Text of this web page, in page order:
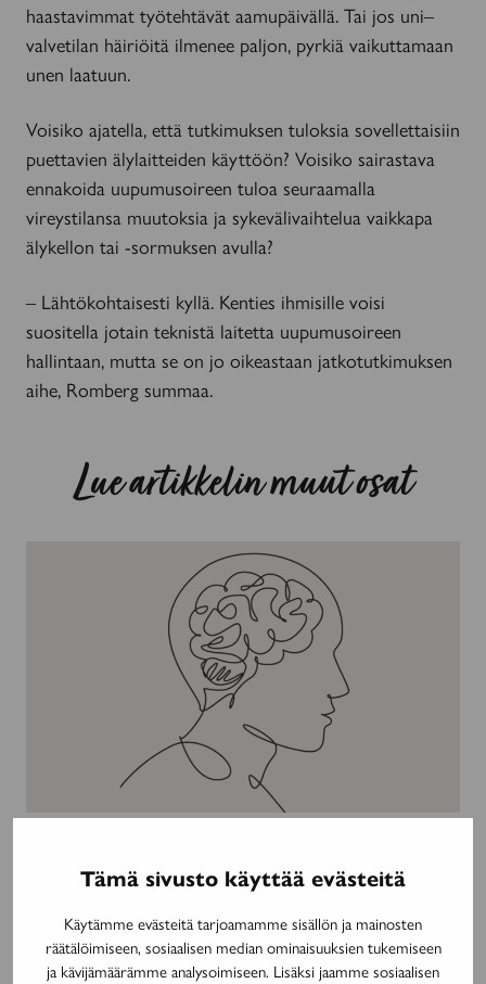
Tämä sivusto käyttää evästeitä
Käytämme evästeitä tarjoamamme sisällön ja mainosten
räätälöimiseen, sosiaalisen median ominaisuuksien tukemiseen
ja kävijämäärämme analysoimiseen. Lisäksi jaamme sosiaalisen
haastavimmat työtehtävät aamupäivällä. Tai jos uni–
valvetilan häiriöitä ilmenee paljon, pyrkiä vaikuttamaan
unen laatuun.
Voisiko ajatella, että tutkimuksen tuloksia sovellettaisiin
puettavien älylaitteiden käyttöön? Voisiko sairastava
ennakoida uupumusoireen tuloa seuraamalla
vireystilansa muutoksia ja sykevälivaihtelua vaikkapa
älykellon tai -sormuksen avulla?
– Lähtökohtaisesti kyllä. Kenties ihmisille voisi
suositella jotain teknistä laitetta uupumusoireen
hallintaan, mutta se on jo oikeastaan jatkotutkimuksen
aihe, Romberg summaa.
Lue artikkelin muut osat
tulehduspesäkkeistä
Kuva tulehduspesäkkeistä tarkentuu